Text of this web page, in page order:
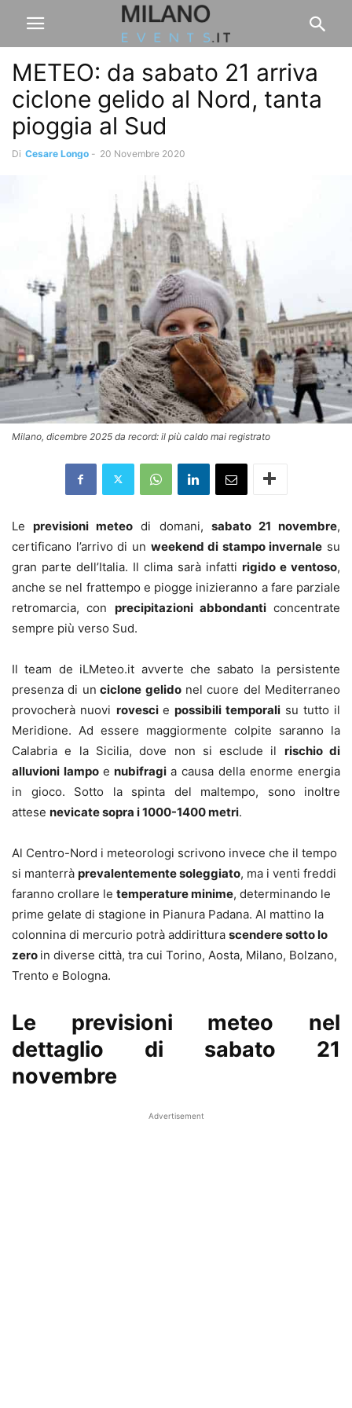
METEO: da sabato 21 arriva
ciclone gelido al Nord, tanta
pioggia al Sud
Di Cesare Longo - 20 Novembre 2020
Milano, dicembre 2025 da record: il più caldo mai registrato
Leprevisioni meteo di domani, sabato 21 novembre,
certificano l’arrivo di un weekend di stampo invernale su
gran parte dell’Italia. Il clima sarà infatti rigido e ventoso,
anche se nel frattempo e piogge inizieranno a fare parziale
retromarcia, con precipitazioni abbondanticoncentrate
sempre più verso Sud.
Il team de iLMeteo.it avverte che sabato la persistente
presenza di un ciclone gelidonel cuore del Mediterraneo
provocherà nuovi rovesci e possibili temporali su tutto il
Meridione. Ad essere maggiormente colpite saranno la
Calabria e la Sicilia, dove non si esclude il rischio di
alluvioni lampo e nubifragi a causa della enorme energia
in gioco. Sotto la spinta del maltempo, sono inoltre
attese nevicate sopra i 1000-1400 metri.
Al Centro-Nord i meteorologi scrivono invece che il tempo
si manterrà prevalentemente soleggiato, ma i venti freddi
faranno crollare le temperature minime, determinando le
prime gelate di stagione in Pianura Padana. Al mattino la
colonnina di mercurio potrà addirittura scendere sotto lo
zero in diverse città, tra cui Torino, Aosta, Milano, Bolzano,
Trento e Bologna.
Le previsioni meteo nel
dettaglio di sabato 21
novembre
Advertisement